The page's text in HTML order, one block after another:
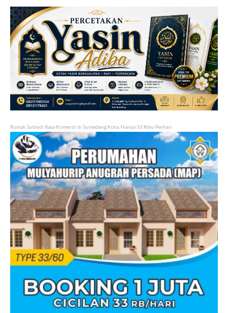
Rumah Subsidi Rasa Komersil di Sumedang Kota, Hanya 33 Ribu Perhari